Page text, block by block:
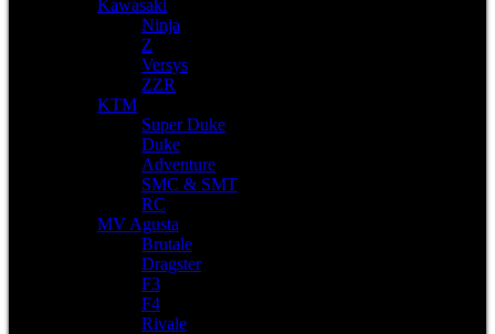
Kawasaki
Ninja
Z
Versys
ZZR
KTM
Super Duke
Duke
Adventure
SMC & SMT
RC
MV Agusta
Brutale
Dragster
F3
F4
Rivale